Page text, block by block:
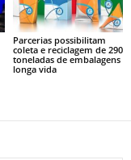
Parcerias possibilitam
coleta e reciclagem de 290
toneladas de embalagens
longa vida